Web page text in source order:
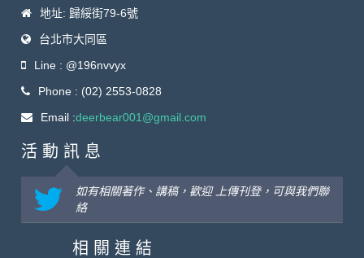
地址: 歸綏街79-6號
台北市大同區
Line : @196nvvyx
Phone : (02) 2553-0828
Email :deerbear001@gmail.com
活 動 訊 息
如有相關著作、講稿，歡迎 上傳刊登，可與我們聯
絡
相 關 連 結